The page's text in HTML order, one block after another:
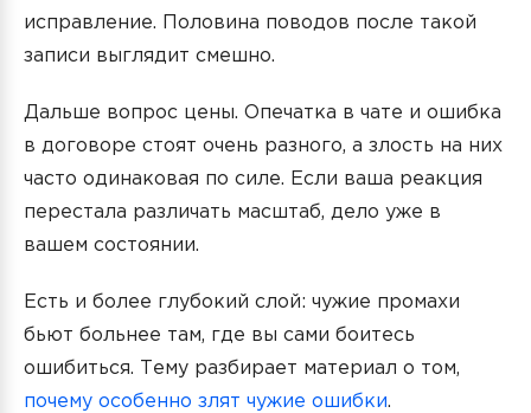
исправление. Половина поводов после такой
записи выглядит смешно.
Дальше вопрос цены. Опечатка в чате и ошибка
в договоре стоят очень разного, а злость на них
часто одинаковая по силе. Если ваша реакция
перестала различать масштаб, дело уже в
вашем состоянии.
Есть и более глубокий слой: чужие промахи
бьют больнее там, где вы сами боитесь
ошибиться. Тему разбирает материал о том,
почему особенно злят чужие ошибки.